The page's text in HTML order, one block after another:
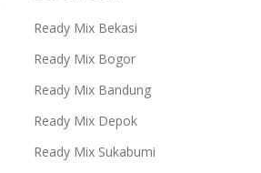
Ready Mix Bekasi
Ready Mix Bogor
Ready Mix Bandung
Ready Mix Depok
Ready Mix Sukabumi